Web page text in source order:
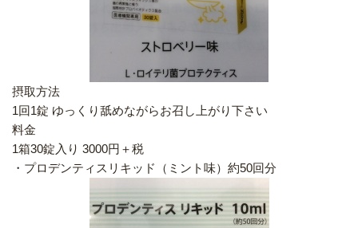
摂取方法
1回1錠 ゆっくり舐めながらお召し上がり下さい
料金
1箱30錠入り 3000円＋税
・プロデンティスリキッド（ミント味）約50回分